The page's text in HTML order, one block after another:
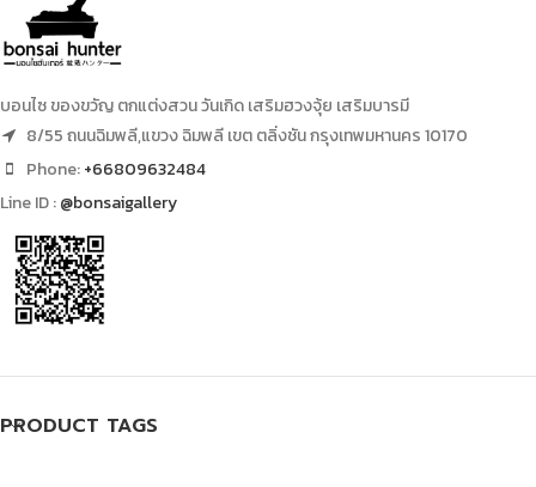
บอนไซ ของขวัญ ตกแต่งสวน วันเกิด เสริมฮวงจุ้ย เสริมบารมี
8/55 ถนนฉิมพลี,แขวง ฉิมพลี เขต ตลิ่งชัน กรุงเทพมหานคร 10170
Phone:+66809632484
Line ID :@bonsaigallery
PRODUCT TAGS